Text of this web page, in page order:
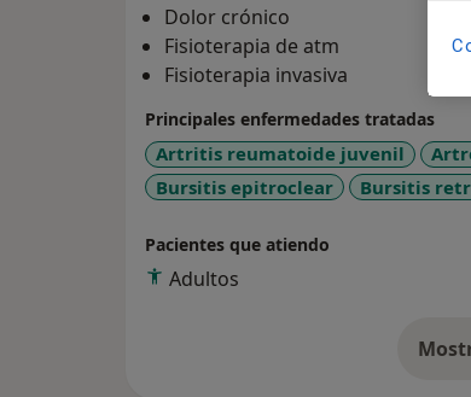
Dolor crónico
Fisioterapia de atm
Fisioterapia invasiva
Principales enfermedades tratadas
Artritis reumatoide juvenil
Bursitis epitroclear
Bursitis
Pacientes que atiendo
Adultos